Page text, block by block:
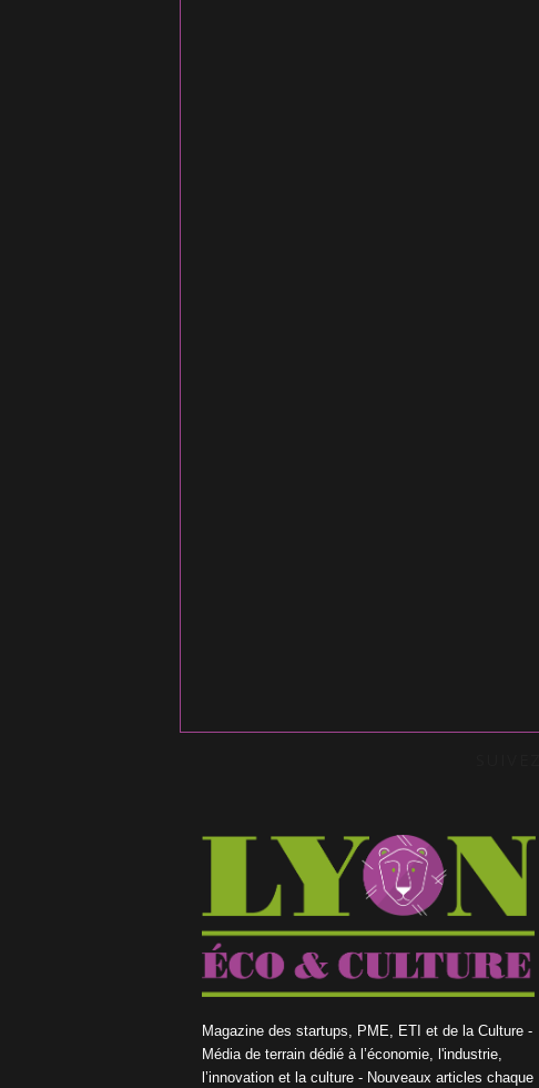
Magazine des startups, PME, ETI et de la Culture -
Média de terrain dédié à l’économie, l'industrie,
l’innovation et la culture - Nouveaux articles chaque